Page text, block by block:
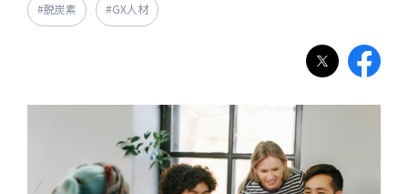
#脱炭素 #GX人材